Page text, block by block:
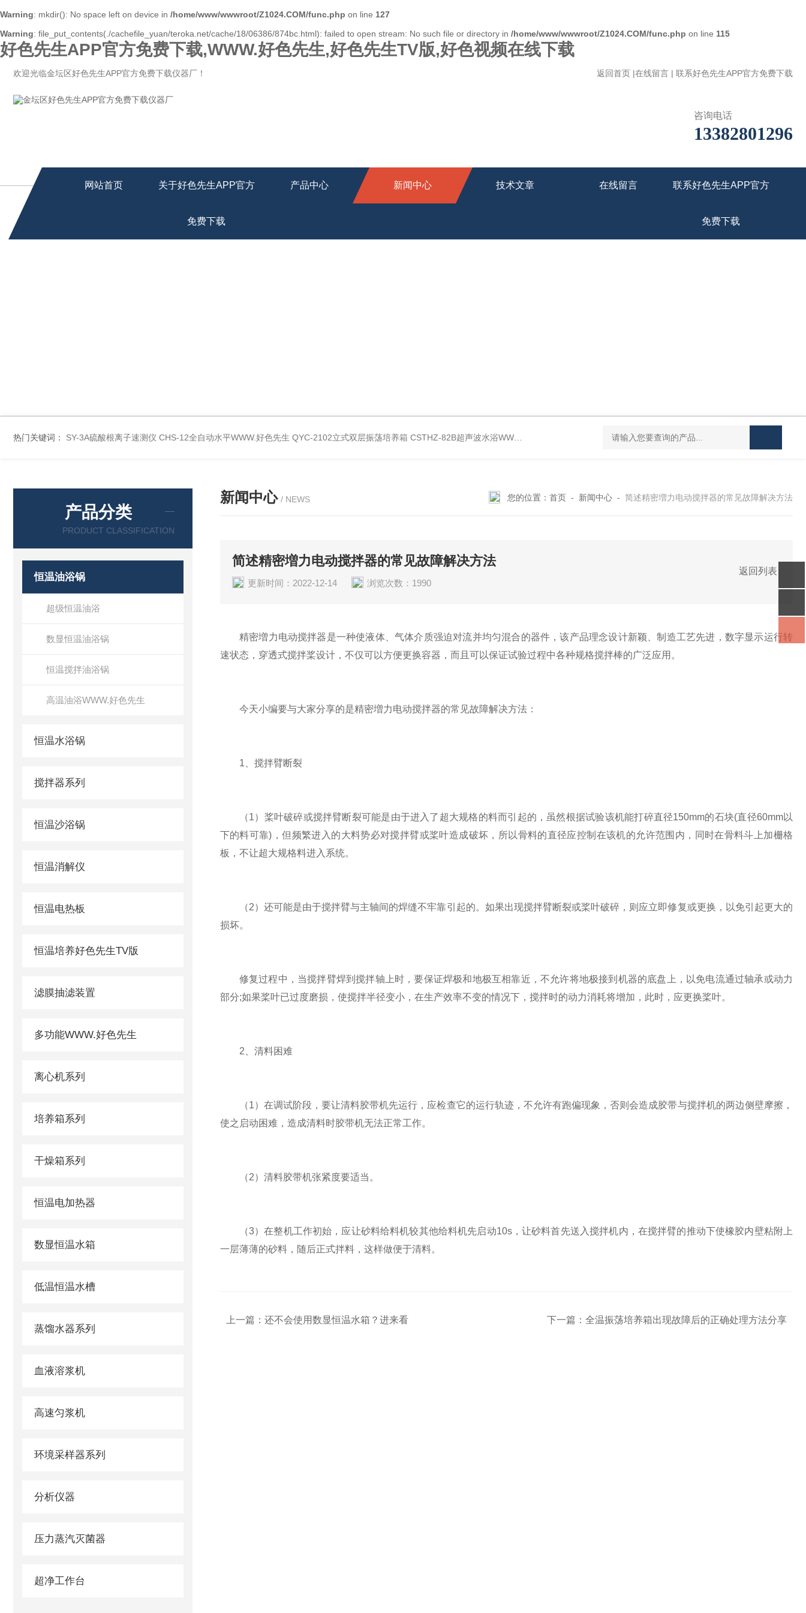
Warning: mkdir(): No space left on device in /home/www/wwwroot/Z1024.COM/func.php on line 127
Warning: file_put_contents(./cachefile_yuan/teroka.net/cache/18/06386/874bc.html): failed to open stream: No such file or directory in /home/www/wwwroot/Z1024.COM/func.php on line 115
好色先生APP官方免费下载,WWW.好色先生,好色先生TV版,好色视频在线下载
欢迎光临金坛区好色先生APP官方免费下载仪器厂！ 返回首页 |在线留言 | 联系好色先生APP官方免费下载
咨询电话
13382801296
网站首页 关于好色先生APP官方
免费下载
产品中心 新闻中心 技术文章 在线留言 联系好色先生APP官方
免费下载
热门关键词： SY-3A硫酸根离子速测仪 CHS-12全自动水平WWW.好色先生 QYC-2102立式双层振荡培养箱 CSTHZ-82B超声波水浴WWW.好色先生 DC-20L低温恒温水浴 HY-100L大容量恒温油浴锅
产品分类
PRODUCT CLASSIFICATION
恒温油浴锅
超级恒温油浴
数显恒温油浴锅
恒温搅拌油浴锅
高温油浴WWW.好色先生
恒温水浴锅
搅拌器系列
恒温沙浴锅
恒温消解仪
恒温电热板
恒温培养好色先生TV版
滤膜抽滤装置
多功能WWW.好色先生
离心机系列
培养箱系列
干燥箱系列
恒温电加热器
数显恒温水箱
低温恒温水槽
蒸馏水器系列
血液溶浆机
高速匀浆机
环境采样器系列
分析仪器
压力蒸汽灭菌器
超净工作台
新闻中心 / NEWS 您的位置： 首页 - 新闻中心 - 简述精密増力电动搅拌器的常见故障解决方法
简述精密増力电动搅拌器的常见故障解决方法
更新时间：2022-12-14 浏览次数：1990
返回列表
精密増力电动搅拌器是一种使液体、气体介质强迫对流并均匀混合的器件，该产品理念设计新颖、制造工艺先进，数字显示运行转
速状态，穿透式搅拌桨设计，不仅可以方便更换容器，而且可以保证试验过程中各种规格搅拌棒的广泛应用。
今天小编要与大家分享的是精密増力电动搅拌器的常见故障解决方法：
1、搅拌臂断裂
（1）桨叶破碎或搅拌臂断裂可能是由于进入了超大规格的料而引起的，虽然根据试验该机能打碎直径150mm的石块(直径60mm以
下的料可靠)，但频繁进入的大料势必对搅拌臂或桨叶造成破坏，所以骨料的直径应控制在该机的允许范围内，同时在骨料斗上加栅格
板，不让超大规格料进入系统。
（2）还可能是由于搅拌臂与主轴间的焊缝不牢靠引起的。如果出现搅拌臂断裂或桨叶破碎，则应立即修复或更换，以免引起更大的
损坏。
修复过程中，当搅拌臂焊到搅拌轴上时，要保证焊极和地极互相靠近，不允许将地极接到机器的底盘上，以免电流通过轴承或动力
部分;如果桨叶已过度磨损，使搅拌半径变小，在生产效率不变的情况下，搅拌时的动力消耗将增加，此时，应更换桨叶。
2、清料困难
（1）在调试阶段，要让清料胶带机先运行，应检查它的运行轨迹，不允许有跑偏现象，否则会造成胶带与搅拌机的两边侧壁摩擦，
使之启动困难，造成清料时胶带机无法正常工作。
（2）清料胶带机张紧度要适当。
（3）在整机工作初始，应让砂料给料机较其他给料机先启动10s，让砂料首先送入搅拌机内，在搅拌臂的推动下使橡胶内壁粘附上
一层薄薄的砂料，随后正式拌料，这样做便于清料。
上一篇： 还不会使用数显恒温水箱？进来看 下一篇： 全温振荡培养箱出现故障后的正确处理方法分享